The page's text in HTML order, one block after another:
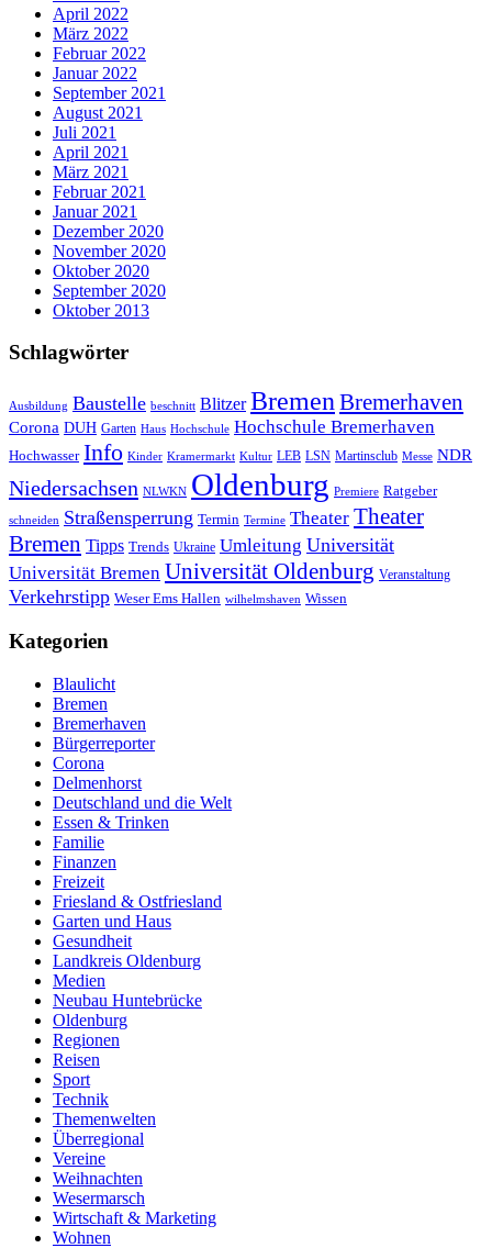
April 2022
März 2022
Februar 2022
Januar 2022
September 2021
August 2021
Juli 2021
April 2021
März 2021
Februar 2021
Januar 2021
Dezember 2020
November 2020
Oktober 2020
September 2020
Oktober 2013
Schlagwörter
Ausbildung Baustelle beschnitt Blitzer Bremen Bremerhaven
Corona DUH Garten Haus Hochschule Hochschule Bremerhaven
Hochwasser Info Kinder Kramermarkt Kultur LEB LSN Martinsclub Messe NDR
Niedersachsen NLWKN Oldenburg Premiere Ratgeber
schneiden Straßensperrung Termin Termine Theater Theater
Bremen Tipps Trends Ukraine Umleitung Universität
Universität Bremen Universität Oldenburg Veranstaltung
Verkehrstipp Weser Ems Hallen wilhelmshaven Wissen
Kategorien
Blaulicht
Bremen
Bremerhaven
Bürgerreporter
Corona
Delmenhorst
Deutschland und die Welt
Essen & Trinken
Familie
Finanzen
Freizeit
Friesland & Ostfriesland
Garten und Haus
Gesundheit
Landkreis Oldenburg
Medien
Neubau Huntebrücke
Oldenburg
Regionen
Reisen
Sport
Technik
Themenwelten
Überregional
Vereine
Weihnachten
Wesermarsch
Wirtschaft & Marketing
Wohnen